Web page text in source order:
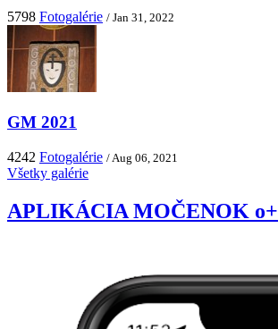
5798 Fotogalérie / Jan 31, 2022
GM 2021
4242 Fotogalérie / Aug 06, 2021
Všetky galérie
APLIKÁCIA MOČENOK o+